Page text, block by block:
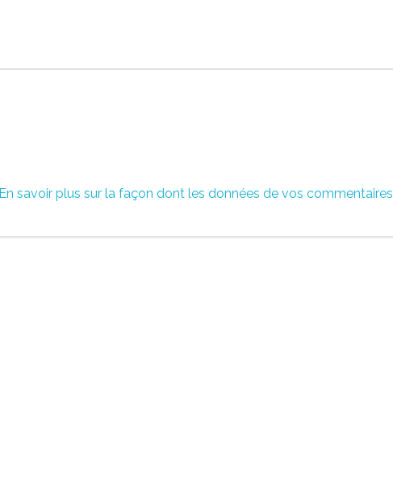
En savoir plus sur la façon dont les données de vos commentaires